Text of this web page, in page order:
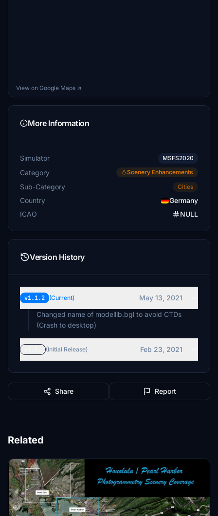
View on Google Maps ↗
More Information
Simulator MSFS2020
Category Scenery Enhancements
Sub-Category Cities
Country
Germany
ICAO
NULL
Version History
v1.1.2 (Current)
May 13, 2021
Changed name of modellib.bgl to avoid CTDs
(Crash to desktop)
(Initial Release) Feb 23, 2021
Share Report
Related